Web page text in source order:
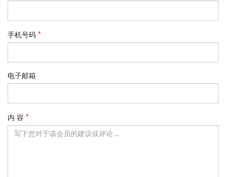
手机号码
电子邮箱
内 容